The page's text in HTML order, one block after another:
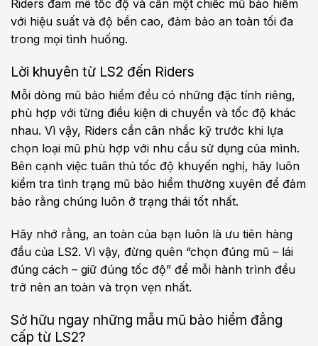
Riders đam mê tốc độ và cần một chiếc mũ bảo hiểm
với hiệu suất và độ bền cao, đảm bảo an toàn tối đa
trong mọi tình huống.
Lời khuyên từ LS2 đến Riders
Mỗi dòng mũ bảo hiểm đều có những đặc tính riêng,
phù hợp với từng điều kiện di chuyển và tốc độ khác
nhau. Vì vậy, Riders cần cân nhắc kỹ trước khi lựa
chọn loại mũ phù hợp với nhu cầu sử dụng của mình.
Bên cạnh việc tuân thủ tốc độ khuyến nghị, hãy luôn
kiểm tra tình trạng mũ bảo hiểm thường xuyên để đảm
bảo rằng chúng luôn ở trạng thái tốt nhất.
Hãy nhớ rằng, an toàn của bạn luôn là ưu tiên hàng
đầu của LS2. Vì vậy, đừng quên “chọn đúng mũ – lái
đúng cách – giữ đúng tốc độ” để mỗi hành trình đều
trở nên an toàn và trọn vẹn nhất.
Sở hữu ngay những mẫu mũ bảo hiểm đẳng
cấp từ LS2?